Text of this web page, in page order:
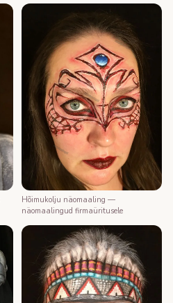
Hõimukolju näomaaling —
näomaalingud firmaüritusele